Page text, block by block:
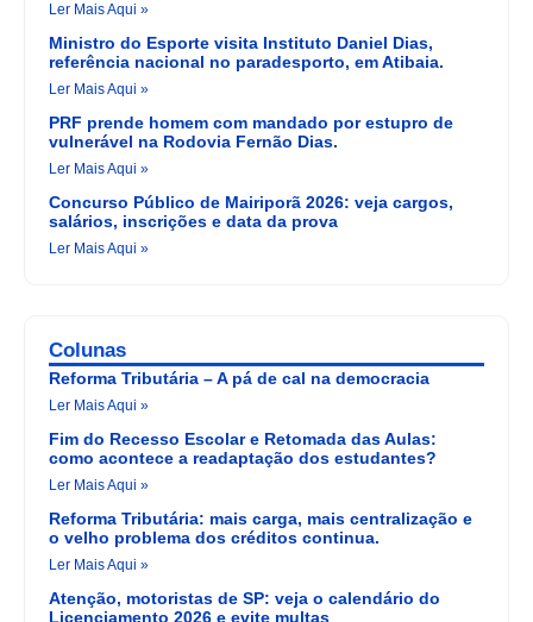
Ler Mais Aqui »
Ministro do Esporte visita Instituto Daniel Dias,
referência nacional no paradesporto, em Atibaia.
Ler Mais Aqui »
PRF prende homem com mandado por estupro de
vulnerável na Rodovia Fernão Dias.
Ler Mais Aqui »
Concurso Público de Mairiporã 2026: veja cargos,
salários, inscrições e data da prova
Ler Mais Aqui »
Colunas
Reforma Tributária – A pá de cal na democracia
Ler Mais Aqui »
Fim do Recesso Escolar e Retomada das Aulas:
como acontece a readaptação dos estudantes?
Ler Mais Aqui »
Reforma Tributária: mais carga, mais centralização e
o velho problema dos créditos continua.
Ler Mais Aqui »
Atenção, motoristas de SP: veja o calendário do
Licenciamento 2026 e evite multas